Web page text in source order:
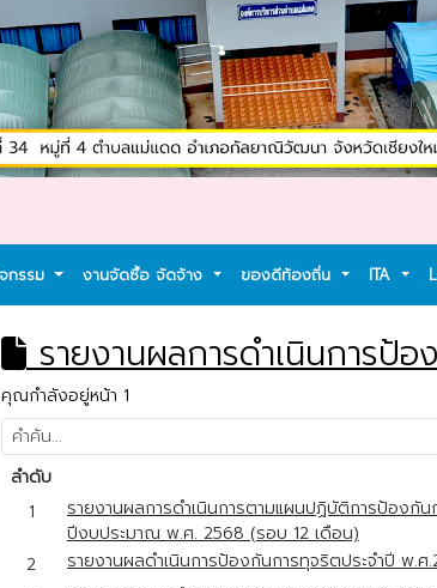
กรรม งานจัดซื้อ จัดจ้าง ของดีท้องถิ่น ITA
รายงานผลการดำเนินการป้อ
คุณกำลังอยู่หน้า 1
ลำดับ
1
รายงานผลการดำเนินการตามแผนปฏิบัติการป้องกั
ปีงบประมาณ พ.ศ. 2568 (รอบ 12 เดือน)
2
รายงานผลดำเนินการป้องกันการทุจริตประจำปี พ.ศ